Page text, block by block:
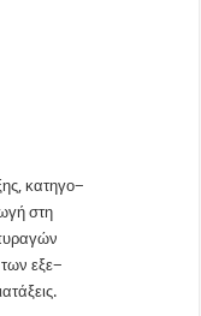
κατηγο−
στη
εξε−